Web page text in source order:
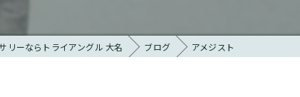
リーならトライアングル 大名 ブログ アメジスト